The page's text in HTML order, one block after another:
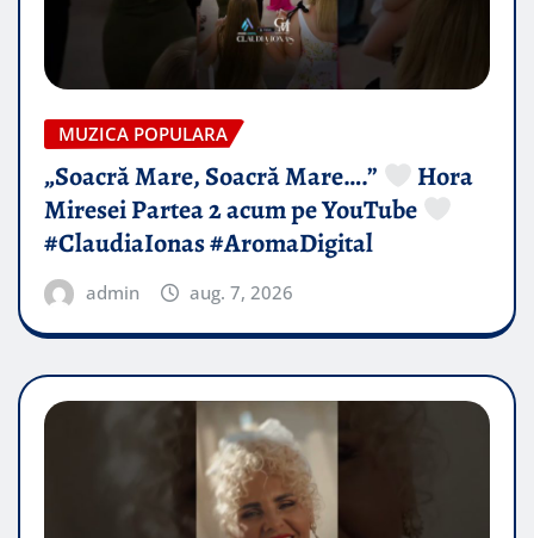
MUZICA POPULARA
„Soacră Mare, Soacră Mare….”
Hora
Miresei Partea 2 acum pe YouTube
#ClaudiaIonas #AromaDigital
admin aug. 7, 2026